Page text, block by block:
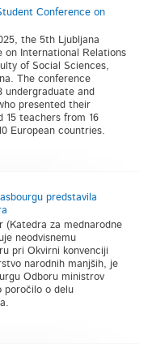
Conference on
the 5th Ljubljana
on International Relations
of Social Sciences,
The conference
undergraduate and
presented their
15 teachers from 16
European countries.
predstavila
(Katedra za mednarodne
neodvisnemu
pri Okvirni konvenciji
narodnih manjših, je
Odboru ministrov
poročilo o delu